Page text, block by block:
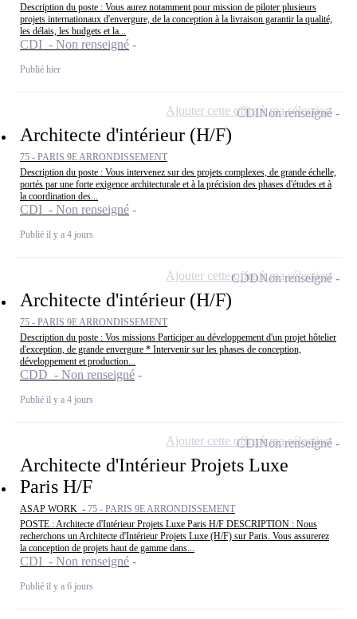
Description du poste : Vous aurez notamment pour mission de piloter plusieurs
projets internationaux d'envergure, de la conception à la livraison garantir la qualité,
les délais, les budgets et la...
CDI - Non renseigné
Publié hier
Architecte d'intérieur (H/F)
75 - PARIS 9E ARRONDISSEMENT
Description du poste : Vous intervenez sur des projets complexes, de grande échelle,
portés par une forte exigence architecturale et à la précision des phases d'études et à
la coordination des...
CDI - Non renseigné
Publié il y a 4 jours
CDINon renseigné
Ajouter cette offre à ma sélection
Architecte d'intérieur (H/F)
75 - PARIS 9E ARRONDISSEMENT
Description du poste : Vos missions Participer au développement d'un projet hôtelier
d'exception, de grande envergure * Intervenir sur les phases de conception,
développement et production...
CDD - Non renseigné
Publié il y a 4 jours
CDDNon renseigné
Ajouter cette offre à ma sélection
Architecte d'Intérieur Projets Luxe
Paris H/F
ASAP WORK - 75 - PARIS 9E ARRONDISSEMENT
POSTE : Architecte d'Intérieur Projets Luxe Paris H/F DESCRIPTION : Nous
recherchons un Architecte d'Intérieur Projets Luxe (H/F) sur Paris. Vous assurerez
la conception de projets haut de gamme dans...
CDI - Non renseigné
Publié il y a 6 jours
CDINon renseigné
Ajouter cette offre à ma sélection